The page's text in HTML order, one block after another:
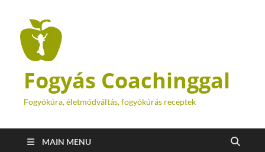
Fogyás Coachinggal
Fogyókúra, életmódváltás, fogyókúrás receptek
MAIN MENU